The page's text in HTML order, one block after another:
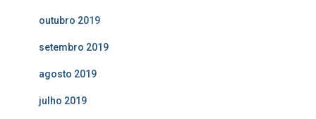
outubro 2019
setembro 2019
agosto 2019
julho 2019